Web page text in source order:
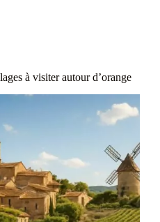
à visiter autour d’orange